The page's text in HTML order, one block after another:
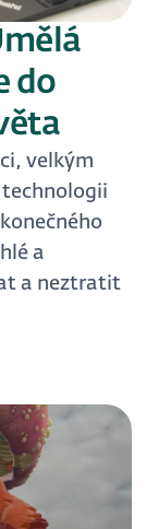
do
velkým
a
a neztratit